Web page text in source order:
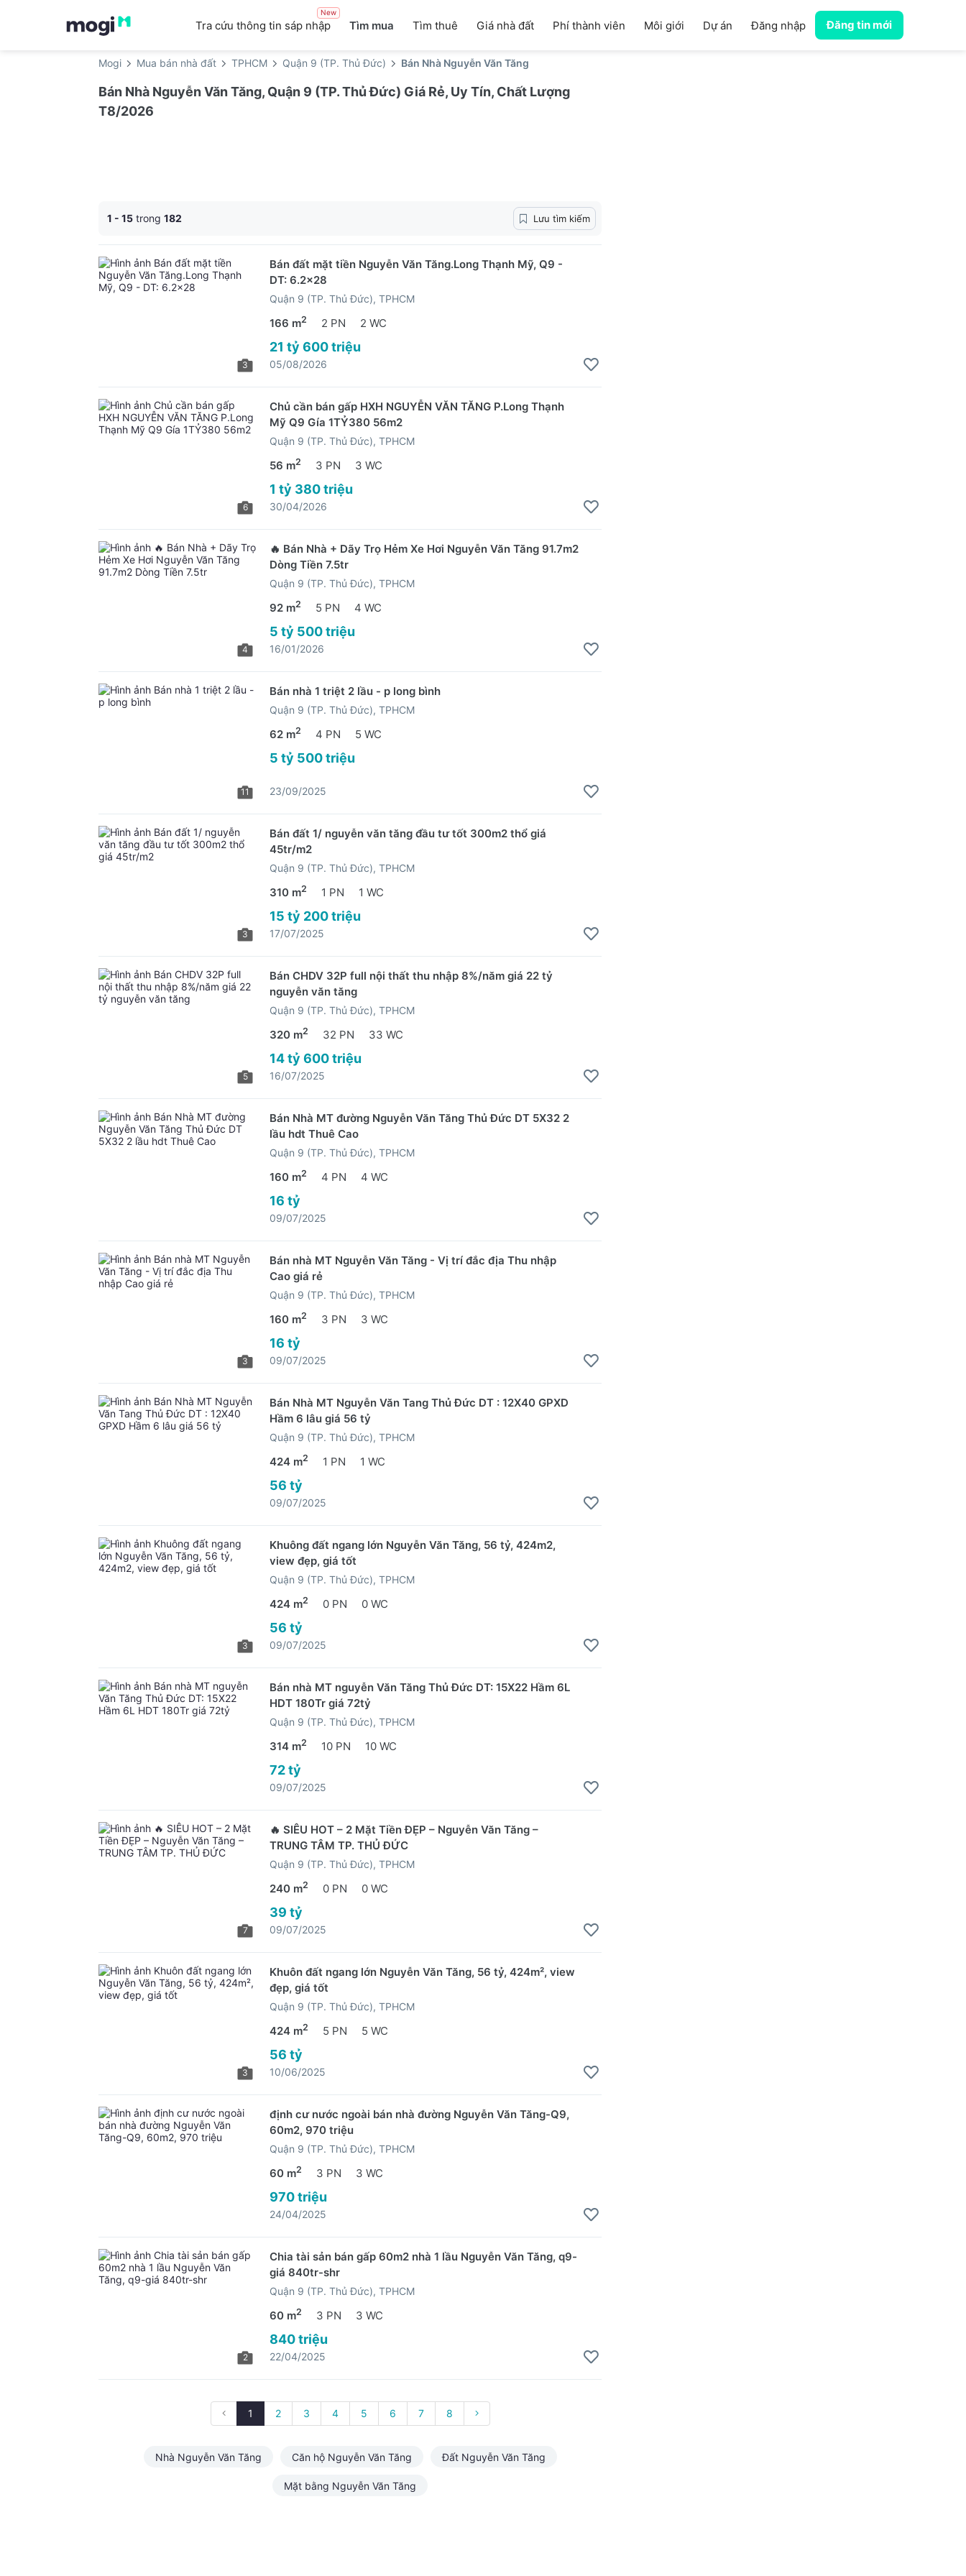
Tra cứu thông tin sáp nhập
New
Tìm mua Tìm thuê Giá nhà đất Phí thành viên Môi giới Dự án Đăng nhập Đăng tin mới
Mogi Mua bán nhà đất TPHCM Quận 9 (TP. Thủ Đức) Bán Nhà Nguyễn Văn Tăng
Bán Nhà Nguyễn Văn Tăng, Quận 9 (TP. Thủ Đức) Giá Rẻ, Uy Tín, Chất Lượng
T8/2026
1 - 15 trong 182 Lưu tìm kiếm
3
Bán đất mặt tiền Nguyễn Văn Tăng.Long Thạnh Mỹ, Q9 -
DT: 6.2x28
Quận 9 (TP. Thủ Đức), TPHCM
166 m2 2 PN 2 WC
21 tỷ 600 triệu
05/08/2026
6
Chủ cần bán gấp HXH NGUYỄN VĂN TĂNG P.Long Thạnh
Mỹ Q9 Gía 1TỶ380 56m2
Quận 9 (TP. Thủ Đức), TPHCM
56 m2 3 PN 3 WC
1 tỷ 380 triệu
30/04/2026
4
🔥 Bán Nhà + Dãy Trọ Hẻm Xe Hơi Nguyễn Văn Tăng 91.7m2
Dòng Tiền 7.5tr
Quận 9 (TP. Thủ Đức), TPHCM
92 m2 5 PN 4 WC
5 tỷ 500 triệu
16/01/2026
11
Bán nhà 1 triệt 2 lầu - p long bình
Quận 9 (TP. Thủ Đức), TPHCM
62 m2 4 PN 5 WC
5 tỷ 500 triệu
23/09/2025
3
Bán đất 1/ nguyễn văn tăng đầu tư tốt 300m2 thổ giá
45tr/m2
Quận 9 (TP. Thủ Đức), TPHCM
310 m2 1 PN 1 WC
15 tỷ 200 triệu
17/07/2025
5
Bán CHDV 32P full nội thất thu nhập 8%/năm giá 22 tỷ
nguyễn văn tăng
Quận 9 (TP. Thủ Đức), TPHCM
320 m2 32 PN 33 WC
14 tỷ 600 triệu
16/07/2025
Bán Nhà MT đường Nguyễn Văn Tăng Thủ Đức DT 5X32 2
lầu hdt Thuê Cao
Quận 9 (TP. Thủ Đức), TPHCM
160 m2 4 PN 4 WC
16 tỷ
09/07/2025
3
Bán nhà MT Nguyễn Văn Tăng - Vị trí đắc địa Thu nhập
Cao giá rẻ
Quận 9 (TP. Thủ Đức), TPHCM
160 m2 3 PN 3 WC
16 tỷ
09/07/2025
Bán Nhà MT Nguyễn Văn Tang Thủ Đức DT : 12X40 GPXD
Hầm 6 lâu giá 56 tỷ
Quận 9 (TP. Thủ Đức), TPHCM
424 m2 1 PN 1 WC
56 tỷ
09/07/2025
3
Khuông đất ngang lớn Nguyễn Văn Tăng, 56 tỷ, 424m2,
view đẹp, giá tốt
Quận 9 (TP. Thủ Đức), TPHCM
424 m2 0 PN 0 WC
56 tỷ
09/07/2025
Bán nhà MT nguyễn Văn Tăng Thủ Đức DT: 15X22 Hầm 6L
HDT 180Tr giá 72tỷ
Quận 9 (TP. Thủ Đức), TPHCM
314 m2 10 PN 10 WC
72 tỷ
09/07/2025
7
🔥 SIÊU HOT – 2 Mặt Tiền ĐẸP – Nguyễn Văn Tăng –
TRUNG TÂM TP. THỦ ĐỨC
Quận 9 (TP. Thủ Đức), TPHCM
240 m2 0 PN 0 WC
39 tỷ
09/07/2025
3
Khuôn đất ngang lớn Nguyễn Văn Tăng, 56 tỷ, 424m², view
đẹp, giá tốt
Quận 9 (TP. Thủ Đức), TPHCM
424 m2 5 PN 5 WC
56 tỷ
10/06/2025
định cư nước ngoài bán nhà đường Nguyễn Văn Tăng-Q9,
60m2, 970 triệu
Quận 9 (TP. Thủ Đức), TPHCM
60 m2 3 PN 3 WC
970 triệu
24/04/2025
2
Chia tài sản bán gấp 60m2 nhà 1 lầu Nguyễn Văn Tăng, q9-
giá 840tr-shr
Quận 9 (TP. Thủ Đức), TPHCM
60 m2 3 PN 3 WC
840 triệu
22/04/2025
1 2 3 4 5 6 7 8
Nhà Nguyễn Văn Tăng Căn hộ Nguyễn Văn Tăng Đất Nguyễn Văn Tăng
Mặt bằng Nguyễn Văn Tăng